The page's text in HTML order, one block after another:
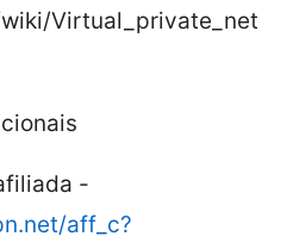
Virtual_private_net
-
aff_c?